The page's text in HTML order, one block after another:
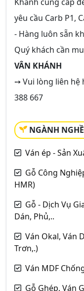
yêu cầu Carb P1,
- Hàng luôn sẵn
Quý khách cần
VÂN KHÁNH
➙ Vui lòng liên hệ
388 667
NGÀNH
Ván ép - Sản
Gỗ Công
HMR)
Gỗ - Dịch Vụ
Dán, Phủ,..
Ván Okal, Ván
Trơn,.)
Ván MDF
Gỗ Ghép, Ván